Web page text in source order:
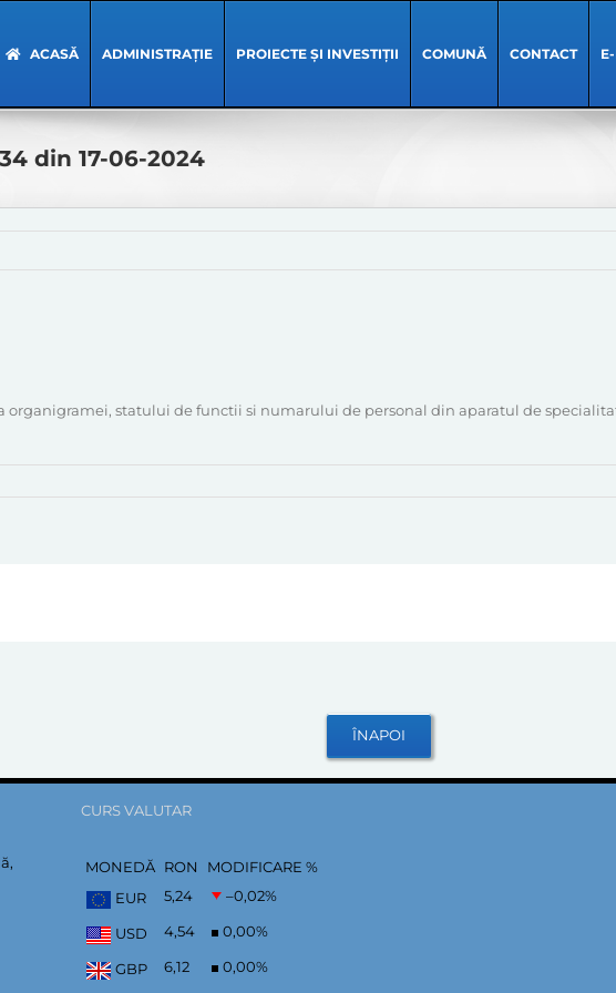
ACASĂ ADMINISTRAȚIE PROIECTE ȘI INVESTIȚII COMUNĂ CONTACT
din 17-06-2024
organigramei, statului de functii si numarului de personal din aparatul de
CURS VALUTAR
MONEDĂ RON
MODIFICARE %
EUR
5,24 –0,02%
USD 4,54 0,00%
GBP 6,12 0,00%